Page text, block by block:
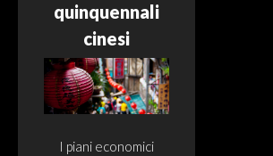
quinquennali
cinesi
I piani economici